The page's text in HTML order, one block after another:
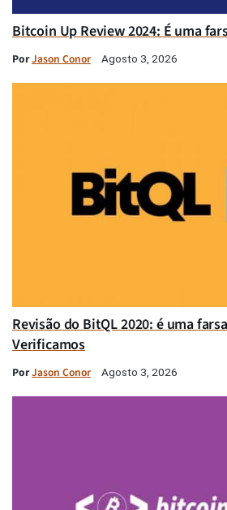
Bitcoin Up Review 2024: É uma
PorJason Conor Agosto 3, 2026
Revisão do BitQL 2020: é uma
Verificamos
PorJason Conor Agosto 3, 2026